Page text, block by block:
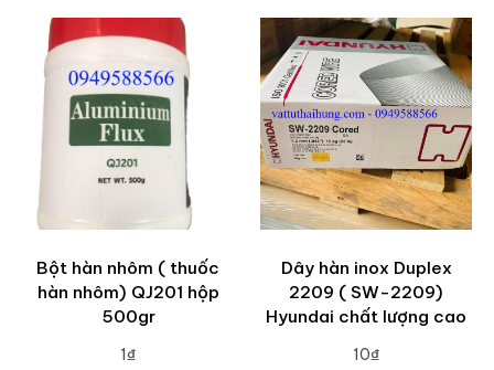
Bột hàn nhôm ( thuốc
hàn nhôm) QJ201 hộp
500gr
1₫
Dây hàn inox Duplex
2209 ( SW-2209)
Hyundai chất lượng cao
10₫